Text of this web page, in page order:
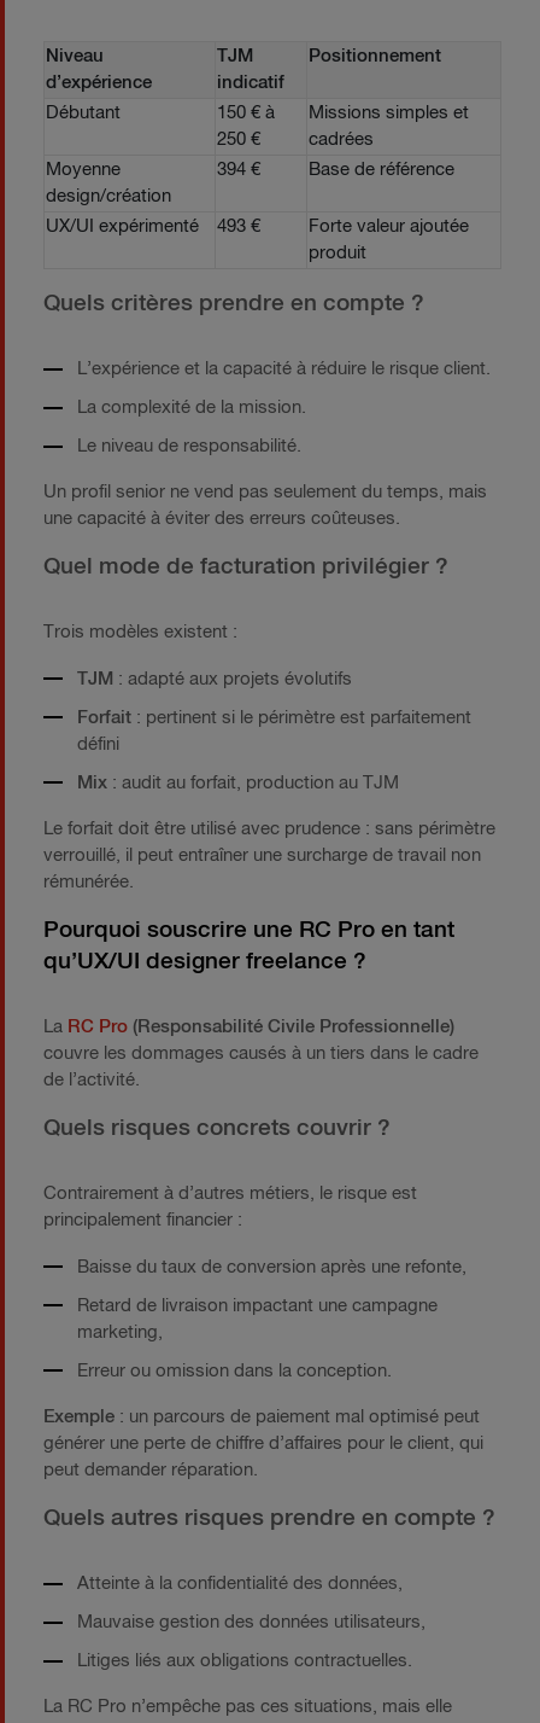
Niveau
d’expérience
TJM
indicatif
Positionnement
Débutant
150 € à
250 €
Missions simples et
cadrées
Moyenne
design/création
394 € Base de référence
UX/UI expérimenté 493 €
Forte valeur ajoutée
produit
Quels critères prendre en compte ?
L’expérience et la capacité à réduire le risque client.
La complexité de la mission.
Le niveau de responsabilité.
Un profil senior ne vend pas seulement du temps, mais
une capacité à éviter des erreurs coûteuses.
Quel mode de facturation privilégier ?
Trois modèles existent :
TJM : adapté aux projets évolutifs
Forfait : pertinent si le périmètre est parfaitement
défini
Mix : audit au forfait, production au TJM
Le forfait doit être utilisé avec prudence : sans périmètre
verrouillé, il peut entraîner une surcharge de travail non
rémunérée.
Pourquoi souscrire une RC Pro en tant
qu’UX/UI designer freelance ?
La RC Pro (Responsabilité Civile Professionnelle)
couvre les dommages causés à un tiers dans le cadre
de l’activité.
Quels risques concrets couvrir ?
Contrairement à d’autres métiers, le risque est
principalement financier :
Baisse du taux de conversion après une refonte,
Retard de livraison impactant une campagne
marketing,
Erreur ou omission dans la conception.
Exemple : un parcours de paiement mal optimisé peut
générer une perte de chiffre d’affaires pour le client, qui
peut demander réparation.
Quels autres risques prendre en compte ?
Atteinte à la confidentialité des données,
Mauvaise gestion des données utilisateurs,
Litiges liés aux obligations contractuelles.
La RC Pro n’empêche pas ces situations, mais elle